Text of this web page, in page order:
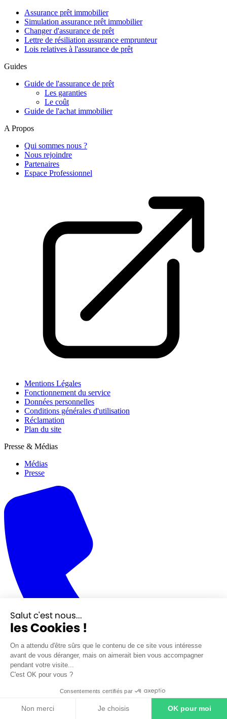
Assurance prêt immobilier
Simulation assurance prêt immobilier
Changer d'assurance de prêt
Lettre de résiliation assurance emprunteur
Lois relatives à l'assurance de prêt
Guides
Guide de l'assurance de prêt
Les garanties
Le coût
Guide de l'achat immobilier
A Propos
Qui sommes nous ?
Nous rejoindre
Partenaires
Espace Professionnel
Mentions Légales
Fonctionnement du service
Données personnelles
Conditions générales d'utilisation
Réclamation
Plan du site
Presse & Médias
Médias
Presse
02 32 76 81 10
Salut c'est nous...
les Cookies !
On a attendu d'être sûrs que le contenu de ce site vous intéresse
avant de vous déranger, mais on aimerait bien vous accompagner
pendant votre visite...
C'est OK pour vous ?
Consentements certifiés par
Non merci Je choisis OK pour moi